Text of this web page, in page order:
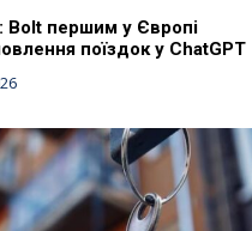
Bolt першим у Європі
поїздок у ChatGPT